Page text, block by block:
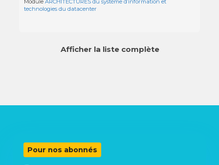
ModuleARCHITECTURES du système d’information et
technologies du datacenter
Afficher la liste complète
Pour nos abonnés